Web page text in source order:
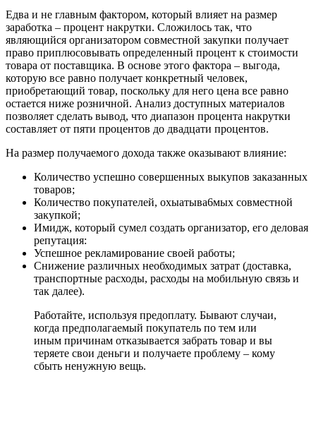
Едва и не главным фактором, который влияет на размер
заработка – процент накрутки. Сложилось так, что
являющийся организатором совместной закупки получает
право приплюсовывать определенный процент к стоимости
товара от поставщика. В основе этого фактора – выгода,
которую все равно получает конкретный человек,
приобретающий товар, поскольку для него цена все равно
остается ниже розничной. Анализ доступных материалов
позволяет сделать вывод, что диапазон процента накрутки
составляет от пяти процентов до двадцати процентов.
На размер получаемого дохода также оказывают влияние:
Количество успешно совершенных выкупов заказанных
товаров;
Количество покупателей, охыатыва6мых совместной
закупкой;
Имидж, который сумел создать организатор, его деловая
репутация:
Успешное рекламирование своей работы;
Снижение различных необходимых затрат (доставка,
транспортные расходы, расходы на мобильную связь и
так далее).
Работайте, используя предоплату. Бывают случаи,
когда предполагаемый покупатель по тем или
иным причинам отказывается забрать товар и вы
теряете свои деньги и получаете проблему – кому
сбыть ненужную вещь.